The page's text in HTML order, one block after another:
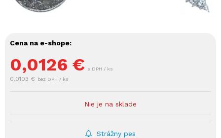
Cena na e-shope:
0,0126 € s DPH / ks
0,0103 € bez DPH / ks
Nie je na sklade
Strážny pes